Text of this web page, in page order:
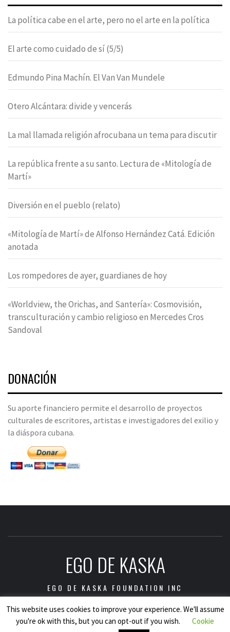
La política cabe en el arte, pero no el arte en la política
El arte como cuidado de sí (5/5)
Edmundo Pina Machín. El Van Van Mundele
Otero Alcántara: divide y vencerás
La mal llamada religión afrocubana un tema para discutir
La república frente a su santo. Lectura de «Mitología de
Martí»
Diversión en el pueblo (relato)
«Mitología de Martí» de Alfonso Hernández Catá. Edición
anotada
Los rompedores de ayer, guardianes de hoy
«Worldview, the Orichas, and Santería»: Cosmovisión,
transculturación y cambio religioso en Mercedes Cros
Sandoval
DONACIÓN
Su aporte financiero permite el desarrollo de proyectos
culturales de escritores, artistas e investigadores del exilio y
la diáspora cubana.
EGO DE KASKA
EGO DE KASKA FOUNDATION INC
Copyright © Ego de Kaska Foundation Inc., 2021. Tema:
This website uses cookies to improve your experience. We'll assume
you're ok with this, but you can opt-out if you wish.
Cookie